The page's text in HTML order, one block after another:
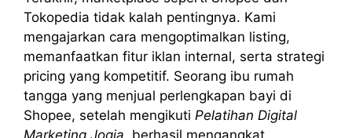
Tokopedia tidak kalah pentingnya. Kami
mengajarkan cara mengoptimalkan listing,
memanfaatkan fitur iklan internal, serta strategi
pricing yang kompetitif. Seorang ibu rumah
tangga yang menjual perlengkapan bayi di
Shopee, setelah mengikuti Pelatihan Digital
Marketing Jogja, berhasil mengangkat